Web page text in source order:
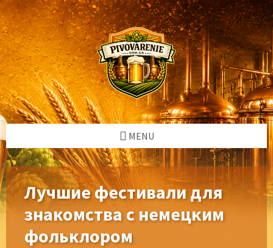
Skip
to
content
Skip
to
left
sidebar
Skip
to
right
sidebar
Skip
to
footer
MENU
Лучшие фестивали для
знакомства с немецким
фольклором